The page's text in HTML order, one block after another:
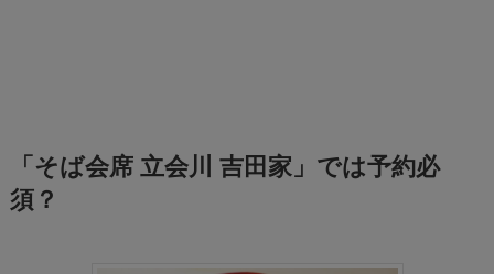
「そば会席 立会川 吉田家」では予約必
須？